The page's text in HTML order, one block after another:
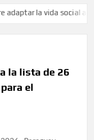
la vida social a la de
la lista de 26
el